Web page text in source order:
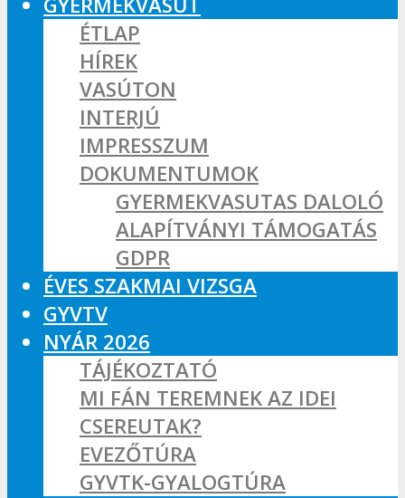
ÉTLAP
HÍREK
VASÚTON
INTERJÚ
IMPRESSZUM
DOKUMENTUMOK
GYERMEKVASUTAS DALOLÓ
ALAPÍTVÁNYI TÁMOGATÁS
GDPR
ÉVES SZAKMAI VIZSGA
GYVTV
NYÁR 2026
TÁJÉKOZTATÓ
MI FÁN TEREMNEK AZ IDEI
CSEREUTAK?
EVEZŐTÚRA
GYVTK-GYALOGTÚRA